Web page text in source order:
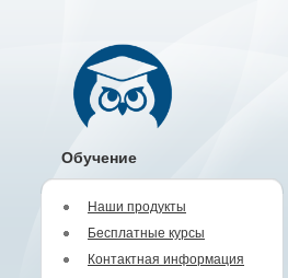
Обучение
Наши продукты
Бесплатные курсы
Контактная информация